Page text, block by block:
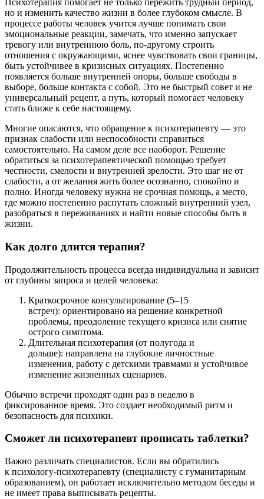
Психотерапия помогает не только пережить трудный период,
но и изменить качество жизни в более глубоком смысле. В
процессе работы человек учится лучше понимать свои
эмоциональные реакции, замечать, что именно запускает
тревогу или внутреннюю боль, по-другому строить
отношения с окружающими, яснее чувствовать свои границы,
быть устойчивее в кризисных ситуациях. Постепенно
появляется больше внутренней опоры, больше свободы в
выборе, больше контакта с собой. Это не быстрый совет и не
универсальный рецепт, а путь, который помогает человеку
стать ближе к себе настоящему.
Многие опасаются, что обращение к психотерапевту — это
признак слабости или неспособности справиться
самостоятельно. На самом деле все наоборот. Решение
обратиться за психотерапевтической помощью требует
честности, смелости и внутренней зрелости. Это шаг не от
слабости, а от желания жить более осознанно, спокойно и
полно. Иногда человеку нужна не срочная помощь, а место,
где можно постепенно распутать сложный внутренний узел,
разобраться в переживаниях и найти новые способы быть в
жизни.
Как долго длится терапия?
Продолжительность процесса всегда индивидуальна и зависит
от глубины запроса и целей человека:
Краткосрочное консультирование (5–15
встреч): ориентировано на решение конкретной
проблемы, преодоление текущего кризиса или снятие
острого симптома.
Длительная психотерапия (от полугода и
дольше): направлена на глубокие личностные
изменения, работу с детскими травмами и устойчивое
изменение жизненных сценариев.
Обычно встречи проходят один раз в неделю в
фиксированное время. Это создает необходимый ритм и
безопасность для психики.
Сможет ли психотерапевт прописать таблетки?
Важно различать специалистов. Если вы обратились
к психологу-психотерапевту (специалисту с гуманитарным
образованием), он работает исключительно методом беседы и
не имеет права выписывать рецепты.